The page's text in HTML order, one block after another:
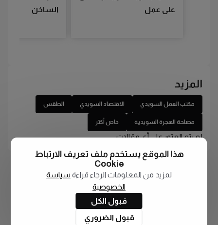
على عمل
الساخن
المزيد
مكتب العمل السويدي الاقتصاد السويدي الطقس
مصلحة الهجرة السويدية خاص أكتر
لم يتم العثور على أي مقالات
هذا الموقع يستخدم ملف تعريف الارتباط
Cookie
لمزيد من المعلومات الرجاء قراءة سياسة
الخصوصية
قبول الكل
قبول الضروري